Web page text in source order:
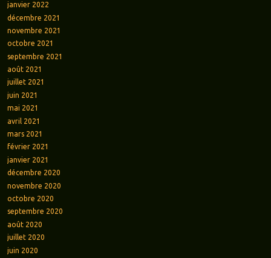
janvier 2022
décembre 2021
novembre 2021
octobre 2021
septembre 2021
août 2021
juillet 2021
juin 2021
mai 2021
avril 2021
mars 2021
février 2021
janvier 2021
décembre 2020
novembre 2020
octobre 2020
septembre 2020
août 2020
juillet 2020
juin 2020